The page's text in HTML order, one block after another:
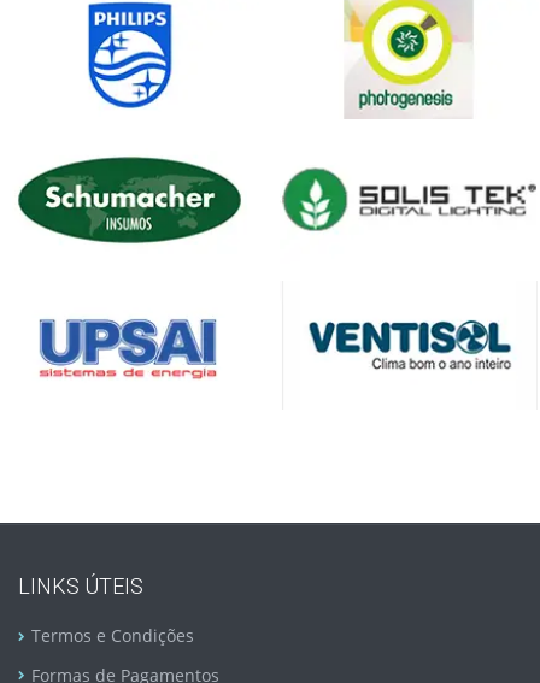
LINKS ÚTEIS
Termos e Condições
Formas de Pagamentos